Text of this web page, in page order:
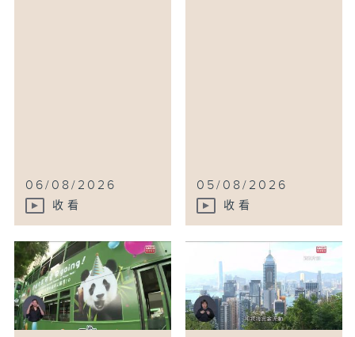
06/08/2026
收看
05/08/2026
收看